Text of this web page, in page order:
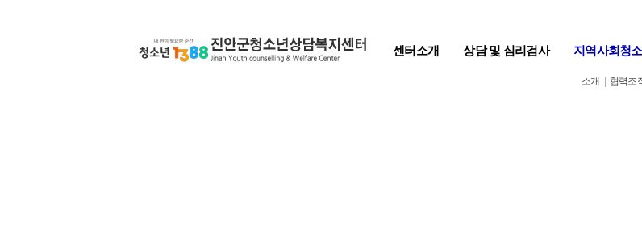
센터소개 상담 및 심리검사 지역사회청
소개 협력조